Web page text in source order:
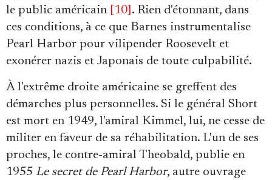
le public américain
[10] . Rien d'étonnant, dans
ces conditions, à ce que Barnes instrumentalise
Pearl Harbor pour vilipender Roosevelt et
exonérer nazis et Japonais de toute culpabilité.
À l'extrême droite américaine se greffent des
démarches plus personnelles. Si le général Short
est mort en 1949, l'amiral Kimmel, lui, ne cesse de
militer en faveur de sa réhabilitation. L'un de ses
proches, le contre-amiral Theobald, publie en
1955 Le secret de Pearl Harbor, autre ouvrage